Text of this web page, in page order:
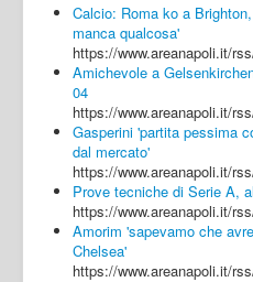
Calcio: Roma ko a
manca qualcosa'
https://www.areanapoli.it/
Amichevole a
04
https://www.areanapoli.it/
Gasperini 'partita pessima
dal mercato'
https://www.areanapoli.it/
Prove tecniche di Serie A,
https://www.areanapoli.it/
Amorim 'sapevamo che
Chelsea'
https://www.areanapoli.it/